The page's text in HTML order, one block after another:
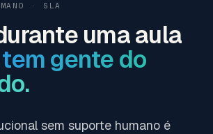
· SLA
uma aula
tem gente do
sem suporte humano é